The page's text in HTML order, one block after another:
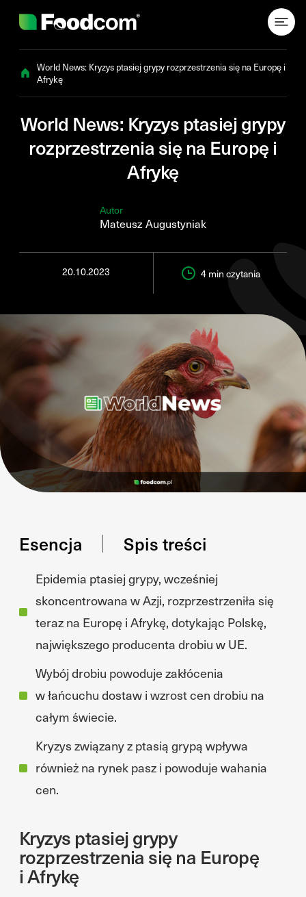
World News: Kryzys ptasiej grypy rozprzestrzenia się na Europę i
Afrykę
World News: Kryzys ptasiej grypy
rozprzestrzenia się na Europę i
Afrykę
Autor
Mateusz Augustyniak
20.10.2023 4 min czytania
Esencja Spis treści
Epidemia ptasiej grypy, wcześniej
skoncentrowana w Azji, rozprzestrzeniła się
teraz na Europę i Afrykę, dotykając Polskę,
największego producenta drobiu w UE.
Wybój drobiu powoduje zakłócenia
w łańcuchu dostaw i wzrost cen drobiu na
całym świecie.
Kryzys związany z ptasią grypą wpływa
również na rynek pasz i powoduje wahania
cen.
Kryzys ptasiej grypy
rozprzestrzenia się na Europę
i Afrykę